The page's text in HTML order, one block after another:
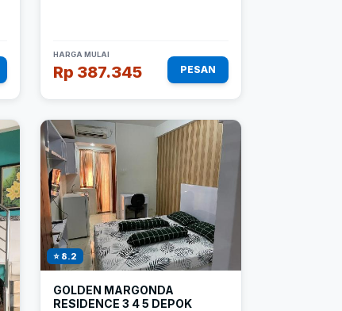
HARGA MULAI
Rp 387.345 PESAN
⭐ 8.2
GOLDEN MARGONDA
RESIDENCE 3 4 5 DEPOK